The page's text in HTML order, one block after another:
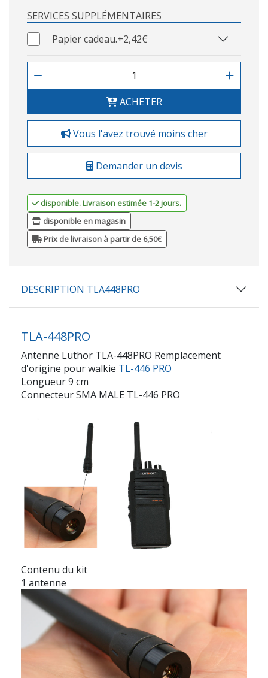
SERVICES SUPPLÉMENTAIRES
Papier cadeau.+2,42€
ACHETER
Vous l'avez trouvé moins cher
Demander un devis
disponible. Livraison estimée 1-2 jours.
disponible en magasin
Prix de livraison à partir de 6,50€
DESCRIPTION TLA448PRO
TLA-448PRO
Antenne Luthor TLA-448PRO Remplacement
d'origine pour walkie TL-446 PRO
Longueur 9 cm
Connecteur SMA MALE TL-446 PRO
Contenu du kit
1 antenne